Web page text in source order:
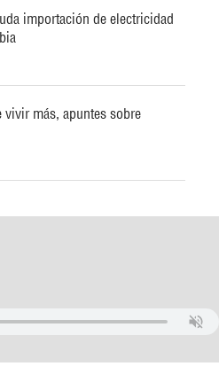
importación de electricidad
vivir más, apuntes sobre